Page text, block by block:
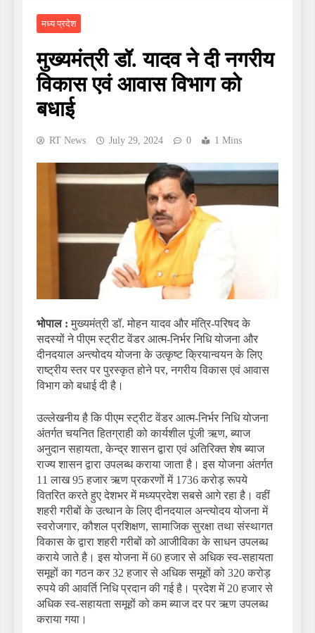
मध्य प्रदेश
मुख्यमंत्री डॉ. यादव ने दी नगरीय
विकास एवं आवास विभाग को
बधाई
RT News July 29, 2024 0 1 Mins
भोपाल :मुख्यमंत्री डॉ. मोहन यादव और मंत्रि-परिषद के
सदस्यों ने पीएम स्ट्रीट वेंडर आत्म-निर्भर निधि योजना और
दीनदयाल अन्त्योदय योजना के उत्कृष्ट क्रियान्वयन के लिए
राष्ट्रीय स्तर पर पुरस्कृत होने पर, नगरीय विकास एवं आवास
विभाग को बधाई दी है।
उल्लेखनीय है कि पीएम स्ट्रीट वेंडर आत्म-निर्भर निधि योजना
अंतर्गत चयनित हितग्राही को कार्यशील पूंजी ऋण, ब्याज
अनुदान सहायता, केन्द्र शासन द्वारा एवं अतिरिक्त शेष ब्याज
राज्य शासन द्वारा उपलब्ध कराया जाता है। इस योजना अंतर्गत
11 लाख 95 हजार ऋण प्रकरणों में 1736 करोड़ रूपये
वितरित करते हुए देशभर में मध्यप्रदेश सबसे आगे रहा है। वहीं
शहरी गरीबों के उत्थान के लिए दीनदयाल अन्त्योदय योजना में
स्वरोजगार, कौशल प्रशिक्षण, सामाजिक सुरक्षा तथा संस्थागत
विकास के द्वारा शहरी गरीबों को आजीविका के साधन उपलब्ध
कराये जाते है। इस योजना में 60 हजार से अधिक स्व-सहायता
समूहों का गठन कर 32 हजार से अधिक समूहों को 320 करोड़
रुपये की आवर्ति निधि प्रदान की गई है। प्रदेश में 20 हजार से
अधिक स्व-सहायता समूहों को कम ब्याज दर पर ऋण उपलब्ध
कराया गया।